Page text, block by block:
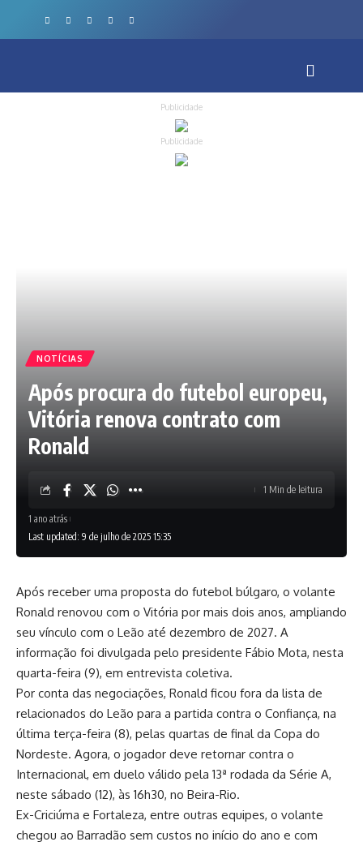
Publicidade
Publicidade
NOTÍCIAS
Após procura do futebol europeu,
Vitória renova contrato com
Ronald
Last updated: 9 de julho de 2025 15:35
1 ano atrás
1 Min de leitura
Após receber uma proposta do futebol búlgaro, o volante
Ronald renovou com o Vitória por mais dois anos, ampliando
seu vínculo com o Leão até dezembro de 2027. A
informação foi divulgada pelo presidente Fábio Mota, nesta
quarta-feira (9), em entrevista coletiva.
Por conta das negociações, Ronald ficou fora da lista de
relacionados do Leão para a partida contra o Confiança, na
última terça-feira (8), pelas quartas de final da Copa do
Nordeste. Agora, o jogador deve retornar contra o
Internacional, em duelo válido pela 13ª rodada da Série A,
neste sábado (12), às 16h30, no Beira-Rio.
Ex-Criciúma e Fortaleza, entre outras equipes, o volante
chegou ao Barradão sem custos no início do ano e com